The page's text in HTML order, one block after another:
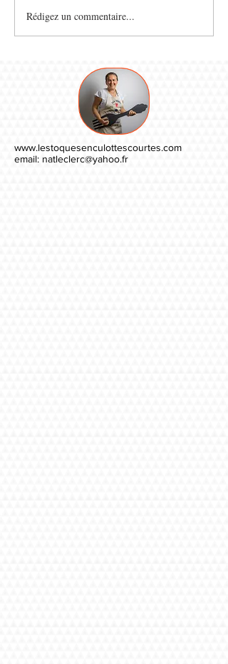
Rédigez un commentaire...
www.lestoquesenculottescourtes.com
email: natleclerc@yahoo.fr